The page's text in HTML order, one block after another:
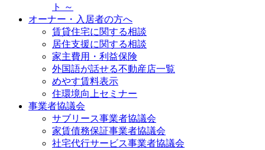
ト ～
オーナー・入居者の方へ
賃貸住宅に関する相談
居住支援に関する相談
家主費用・利益保険
外国語が話せる不動産店一覧
めやす賃料表示
住環境向上セミナー
事業者協議会
サブリース事業者協議会
家賃債務保証事業者協議会
社宅代行サービス事業者協議会